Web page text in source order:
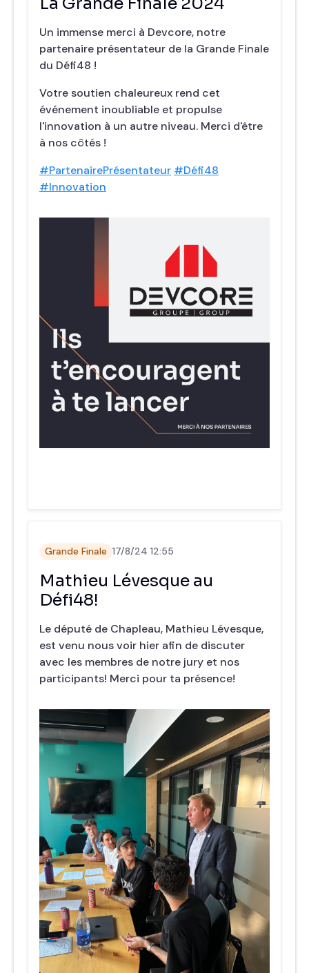
Un immense merci à Devcore, notre
partenaire présentateur de la Grande Finale
du Défi48 !
Votre soutien chaleureux rend cet
événement inoubliable et propulse
l'innovation à un autre niveau. Merci d'être
à nos côtés !
#PartenairePrésentateur #Défi48
#Innovation
Grande Finale 17/8/24 12:55
Mathieu Lévesque au
Défi48!
Le député de Chapleau, Mathieu Lévesque,
est venu nous voir hier afin de discuter
avec les membres de notre jury et nos
participants! Merci pour ta présence!